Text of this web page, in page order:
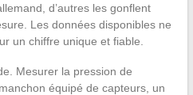
d’autres les gonflent
Les données disponibles ne
un chiffre unique et fiable.
Mesurer la pression de
équipé de capteurs, un